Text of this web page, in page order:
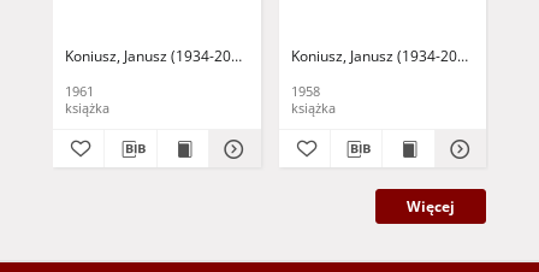
Koniusz, Janusz (1934-2017)
1961
książka
Koniusz, Janusz (1934-2017)
1958
książka
Więcej